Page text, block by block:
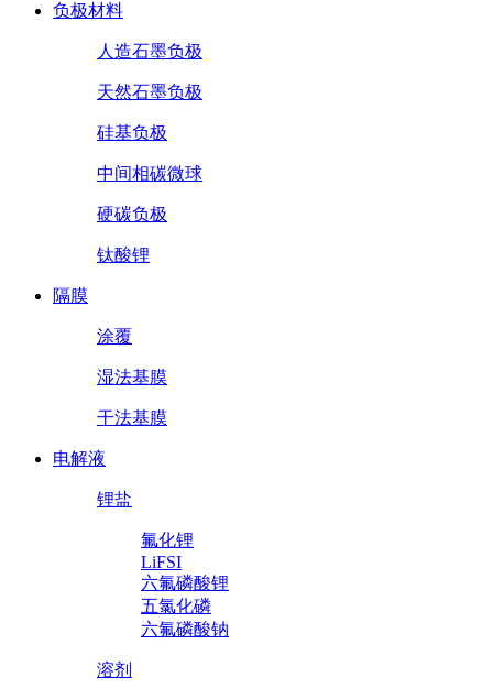
负极材料
人造石墨负极
天然石墨负极
硅基负极
中间相碳微球
硬碳负极
钛酸锂
隔膜
涂覆
湿法基膜
干法基膜
电解液
锂盐
氟化锂
LiFSI
六氟磷酸锂
五氯化磷
六氟磷酸钠
溶剂